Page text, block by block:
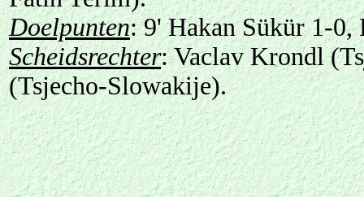
Doelpunten: 9' Hakan Sükür 1-0,
Scheidsrechter: Vaclav Krondl
(Tsjecho-Slowakije).